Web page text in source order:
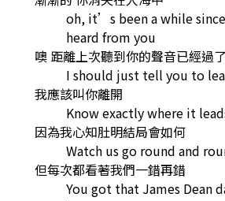
oh, it’s been a while
heard from you
噢 距離上次聽到你的聲音已經過
I should just tell you to
我應該叫你離開
Know exactly where it
因為我心知肚明結局會如何
Watch us go round and
但每次都看著我們一錯再錯
You got that James Dean